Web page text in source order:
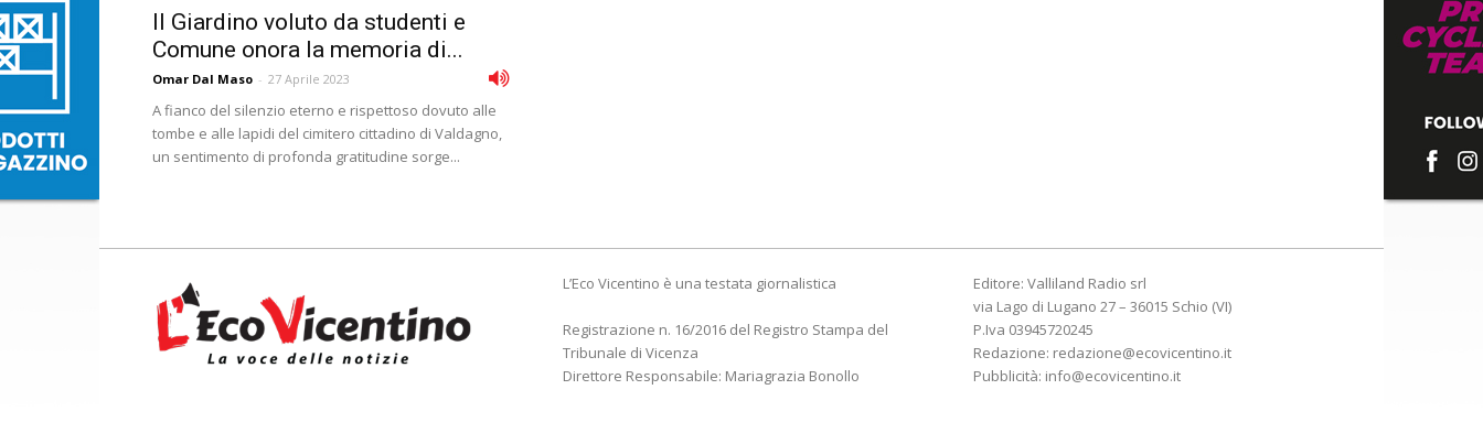
Il Giardino voluto da studenti e
Comune onora la memoria di...
Omar Dal Maso - 27 Aprile 2023
A fianco del silenzio eterno e rispettoso dovuto alle
tombe e alle lapidi del cimitero cittadino di Valdagno,
un sentimento di profonda gratitudine sorge...
L’Eco Vicentino è una testata giornalistica
Registrazione n. 16/2016 del Registro Stampa del
Tribunale di Vicenza
Direttore Responsabile: Mariagrazia Bonollo
Editore: Valliland Radio srl
via Lago di Lugano 27 – 36015 Schio (VI)
P.Iva 03945720245
Redazione: redazione@ecovicentino.it
Pubblicità: info@ecovicentino.it